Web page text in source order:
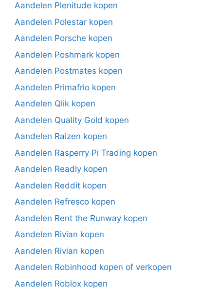
Aandelen Plenitude kopen
Aandelen Polestar kopen
Aandelen Porsche kopen
Aandelen Poshmark kopen
Aandelen Postmates kopen
Aandelen Primafrio kopen
Aandelen Qlik kopen
Aandelen Quality Gold kopen
Aandelen Raizen kopen
Aandelen Rasperry Pi Trading kopen
Aandelen Readly kopen
Aandelen Reddit kopen
Aandelen Refresco kopen
Aandelen Rent the Runway kopen
Aandelen Rivian kopen
Aandelen Rivian kopen
Aandelen Robinhood kopen of verkopen
Aandelen Roblox kopen